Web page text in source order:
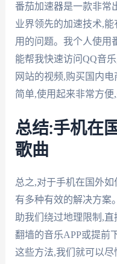
番茄加速器是一款非常
业界领先的加速技术,
用的问题。我个人使用
能帮我快速访问QQ音
网站的视频,购买国内
简单,使用起来非常方便
总结:手机在
歌曲
总之,对于手机在国外如
有多种有效的解决方案
助我们绕过地理限制,
翻墙的音乐APP或提前
这些方法,我们就可以